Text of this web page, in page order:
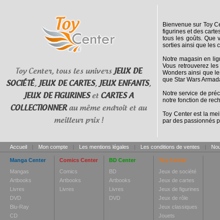
Toy Center, tous les univers JEUX DE
SOCIÉTÉ, JEUX DE CARTES, JEUX ENFANTS,
JEUX DE FIGURINESet CARTES A
COLLECTIONNERau même endroit et au
meilleur prix !
Bienvenue sur Toy
figurines et des
tous les goûts. Que
sorties ainsi que les
Notre magasin en
Vous retrouverez
Wonders ainsi que
que Star Wars
Notre service de
notre fonction de
Toy Center est la
par des passionnés
Accueil | Mon compte | Les mentions légales | Les conditions de ventes |
Manga Center
Mangas
Artbooks
Livres
DVD
Blu-Ray
CD
Comics Center
Comics
Artbooks
Livres
BD Center
BD
Artbooks
Livres
DVD
Toy Center
Jeux de société
Jeux de cartes
Jeux de figurines
Jeux de rôle
Jeux classiques
Jouets